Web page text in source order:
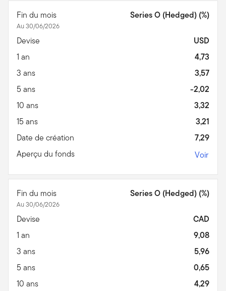
Fin du mois
Au 30/06/2026
Series O (Hedged) (%)
Devise
USD
1 an
4,73
3 ans
3,57
5 ans
-2,02
10 ans
3,32
15 ans
3,21
Date de création
7,29
Aperçu du fonds
Voir
Fin du mois
Au 30/06/2026
Series O (Hedged) (%)
Devise
CAD
1 an
9,08
3 ans
5,96
5 ans
0,65
10 ans
4,29